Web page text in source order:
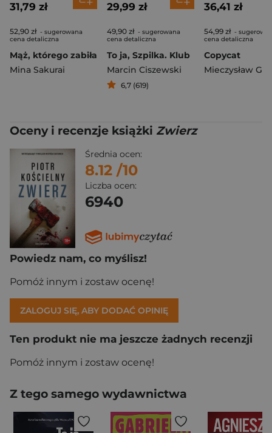
31,79 zł
52,90 zł - sugerowana
cena detaliczna
Mąż, którego zabiła
Mina Sakurai
29,99 zł
49,90 zł - sugerowana
cena detaliczna
To ja, Szpilka. Klub
Marcin Ciszewski
6,7 (619)
36,41 zł
54,99 zł -
cena detaliczna
Copycat
Mieczysław
Oceny i recenzje książki Zwierz
Średnia ocen:
8.12 /10
Liczba ocen:
6940
Powiedz nam, co myślisz!
Pomóż innym i zostaw ocenę!
ZALOGUJ SIĘ, ABY DODAĆ OPINIĘ
Ten produkt nie ma jeszcze żadnych recenzji
Pomóż innym i zostaw ocenę!
Z tego samego wydawnictwa